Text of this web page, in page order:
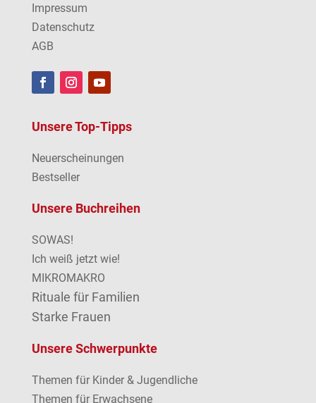
Impressum
Datenschutz
AGB
Unsere Top-Tipps
Neuerscheinungen
Bestseller
Unsere Buchreihen
SOWAS!
Ich weiß jetzt wie!
MIKROMAKRO
Rituale für Familien
Starke Frauen
Unsere Schwerpunkte
Themen für Kinder & Jugendliche
Themen für Erwachsene